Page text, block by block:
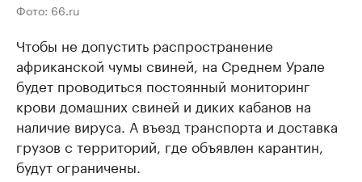
Фото: 66.ru
Чтобы не допустить распространение
африканской чумы свиней, на Среднем Урале
будет проводиться постоянный мониторинг
крови домашних свиней и диких кабанов на
наличие вируса. А въезд транспорта и доставка
грузов с территорий, где объявлен карантин,
будут ограничены.